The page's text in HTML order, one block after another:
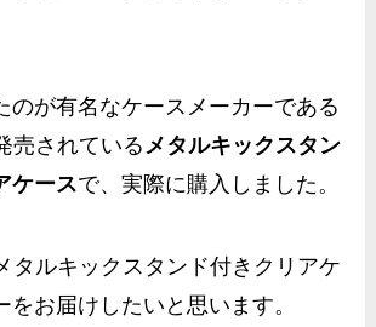
のが有名なケースメーカーである
売されている メタルキックスタン
ケースで、実際に購入しました。
タルキックスタンド付きクリアケ
をお届けしたいと思います。